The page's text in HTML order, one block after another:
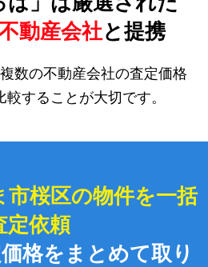
動産会社と提携
数の不動産会社の査定価格
することが大切です。
市桜区の物件を一括
定依頼
格をまとめて取り